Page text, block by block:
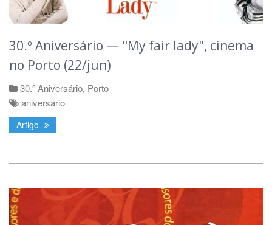
30.º Aniversário — "My fair lady", cinema
no Porto (22/jun)
30.º Aniversário, Porto
aniversário
Artigo